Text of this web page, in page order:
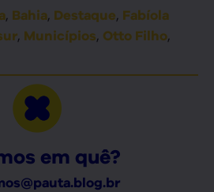
, Bahia, Destaque, Fabíola
, Municípios, Otto Filho,
em quê?